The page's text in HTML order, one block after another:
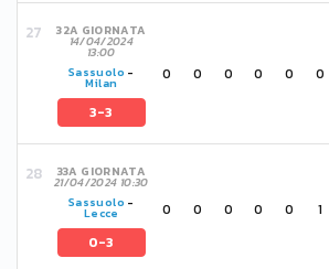
32A GIORNATA
14/04/2024
13:00
Sassuolo -
Milan
3-3
0 0 0 0 0 0
33A GIORNATA
21/04/2024 10:30
Sassuolo -
Lecce
0-3
0 0 0 0 0 1